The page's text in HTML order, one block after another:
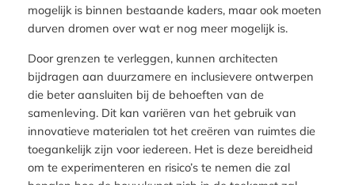
mogelijk is binnen bestaande kaders, maar ook moeten
durven dromen over wat er nog meer mogelijk is.
Door grenzen te verleggen, kunnen architecten
bijdragen aan duurzamere en inclusievere ontwerpen
die beter aansluiten bij de behoeften van de
samenleving. Dit kan variëren van het gebruik van
innovatieve materialen tot het creëren van ruimtes die
toegankelijk zijn voor iedereen. Het is deze bereidheid
om te experimenteren en risico’s te nemen die zal